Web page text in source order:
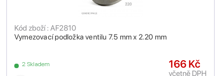
Vymezovací podložka ventilu 7.5 mm x 2.20 mm
Kód zboží : AF2810
2 Skladem 166 Kč
včetně DPH